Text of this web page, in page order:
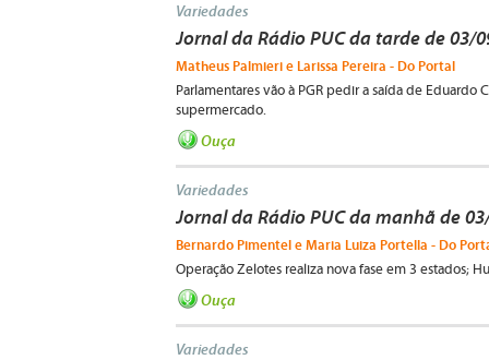
Variedades
Jornal da Rádio PUC da tarde de 03/
Matheus Palmieri e Larissa Pereira - Do Portal
Parlamentares vão à PGR pedir a saída de Eduardo
supermercado.
Ouça
Variedades
Jornal da Rádio PUC da manhã de
Bernardo Pimentel e Maria Luiza Portella - Do
Operação Zelotes realiza nova fase em 3 estados;
Ouça
Variedades